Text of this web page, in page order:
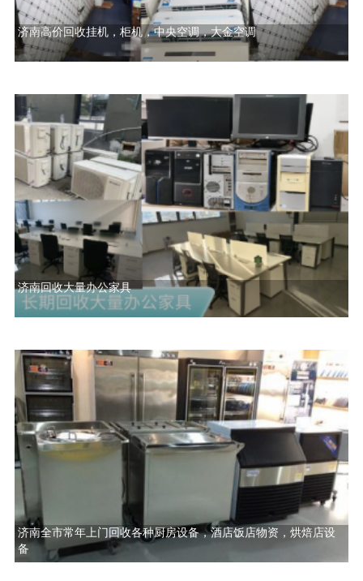
济南高价回收挂机，柜机，中央空调，大金空调
济南回收大量办公家具
济南全市常年上门回收各种厨房设备，酒店饭店物资，烘焙店设
备